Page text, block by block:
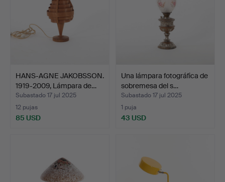
HANS-AGNE JAKOBSSON.
1919-2009, Lámpara de…
Subastado 17 jul 2025
12 pujas
85 USD
Una lámpara fotográfica de
sobremesa del s…
Subastado 17 jul 2025
1 puja
43 USD